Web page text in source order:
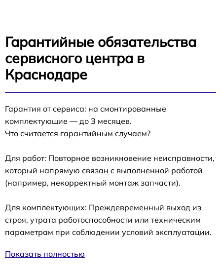
Гарантийные обязательства
сервисного центра в
Краснодаре
Гарантия от сервиса: на смонтированные
комплектующие — до 3 месяцев.
Что считается гарантийным случаем?
Для работ: Повторное возникновение неисправности,
который напрямую связан с выполненной работой
(например, некорректный монтаж запчасти).
Для комплектующих: Преждевременный выход из
строя, утрата работоспособности или техническим
параметрам при соблюдении условий эксплуатации.
Показать полностью